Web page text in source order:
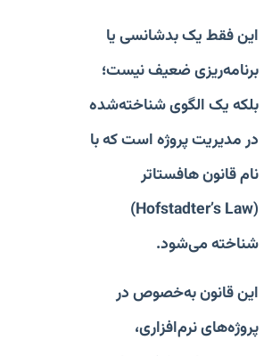
این فقط یک بدشانسی یا
برنامه‌ریزی ضعیف نیست؛
بلکه یک الگوی شناخته‌شده
در مدیریت پروژه است که با
نام قانون هافستاتر
(Hofstadter’s Law)
شناخته می‌شود.
این قانون به‌خصوص در
پروژه‌های نرم‌افزاری،